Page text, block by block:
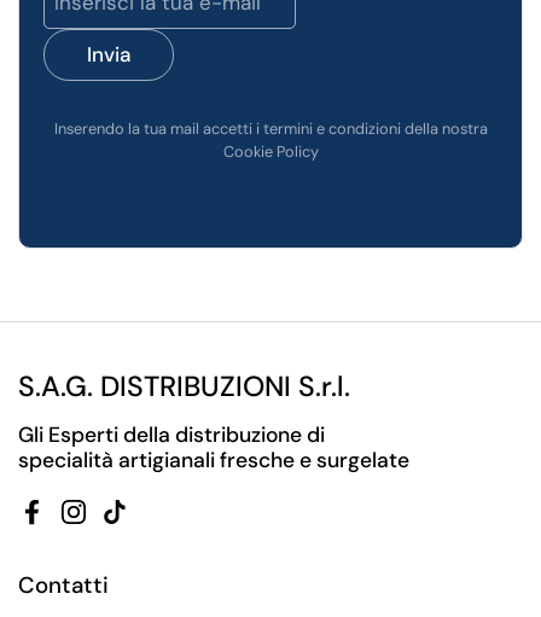
Invia
Inserendo la tua mail accetti i termini e condizioni della nostra
Cookie Policy
S.A.G. DISTRIBUZIONI S.r.l.
Gli Esperti della distribuzione di
specialità artigianali fresche e surgelate
Facebook
Instagram
TikTok
Contatti